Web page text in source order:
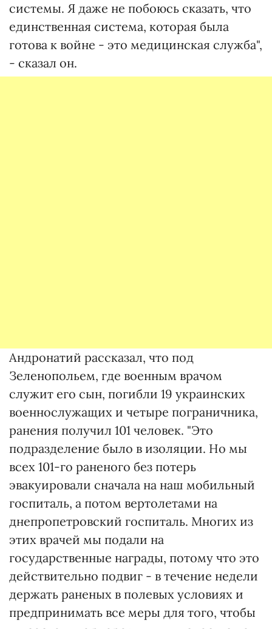
системы. Я даже не побоюсь сказать, что
единственная система, которая была
готова к войне - это медицинская служба",
- сказал он.
Андронатий рассказал, что под
Зеленопольем, где военным врачом
служит его сын, погибли 19 украинских
военнослужащих и четыре пограничника,
ранения получил 101 человек. "Это
подразделение было в изоляции. Но мы
всех 101-го раненого без потерь
эвакуировали сначала на наш мобильный
госпиталь, а потом вертолетами на
днепропетровский госпиталь. Многих из
этих врачей мы подали на
государственные награды, потому что это
действительно подвиг - в течение недели
держать раненых в полевых условиях и
предпринимать все меры для того, чтобы